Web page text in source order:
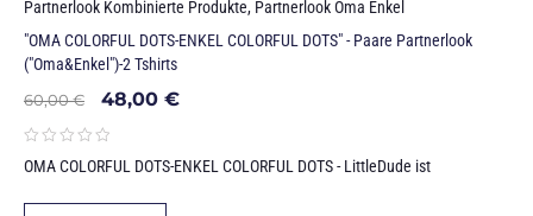
Partnerlook Kombinierte Produkte, Partnerlook Oma Enkel
"OMA COLORFUL DOTS-ENKEL COLORFUL DOTS" - Paare Partnerlook
("Oma&Enkel")-2 Tshirts
60,00€ 48,00 €
OMA COLORFUL DOTS-ENKEL COLORFUL DOTS - LittleDude ist